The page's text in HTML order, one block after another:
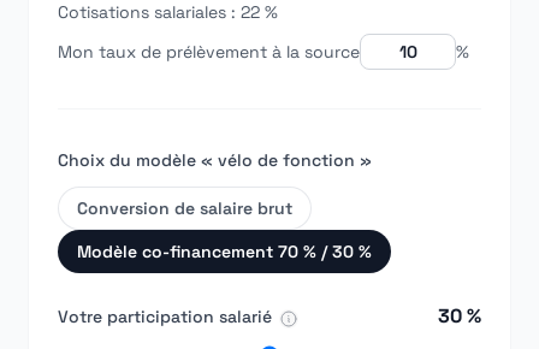
Cotisations salariales : 22 %
Mon taux de prélèvement à la source
%
Choix du modèle « vélo de fonction »
Conversion de salaire brut
Modèle co-financement 70 % / 30 %
Votre participation salarié 30 %